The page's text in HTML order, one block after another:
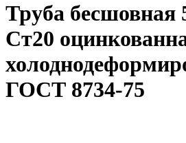
Труба бесшовная
Ст20
ГОСТ 8734-75